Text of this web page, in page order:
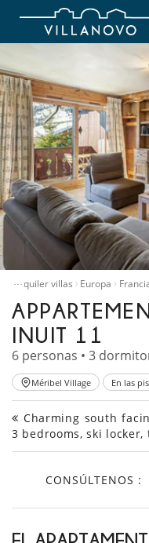
…
Alquiler villas Europa
INUIT 11
6 personas • 3
Méribel Village En las
Charming south
3 bedrooms, ski locker,
CONSÚLTENOS :